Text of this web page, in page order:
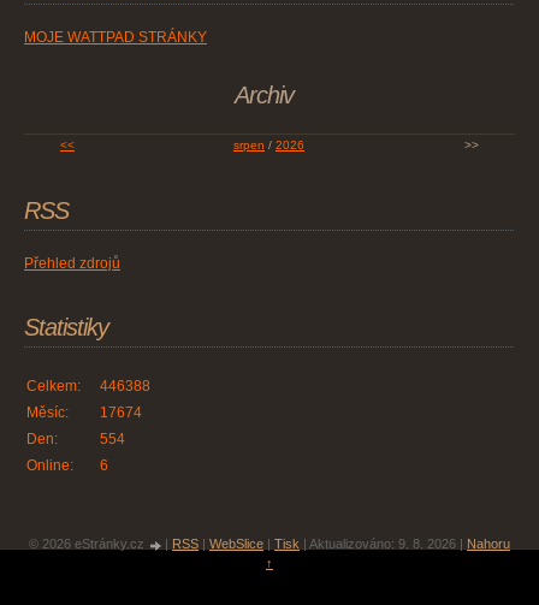
MOJE WATTPAD STRÁNKY
Archiv
<< srpen / 2026 >>
RSS
Přehled zdrojů
Statistiky
Online: 6
Celkem:
446388
Měsíc:
17674
Den:
554
© 2026 eStránky.cz RSS WebSlice Tisk Aktualizováno: 9. 8. 2026
Nahoru
↑